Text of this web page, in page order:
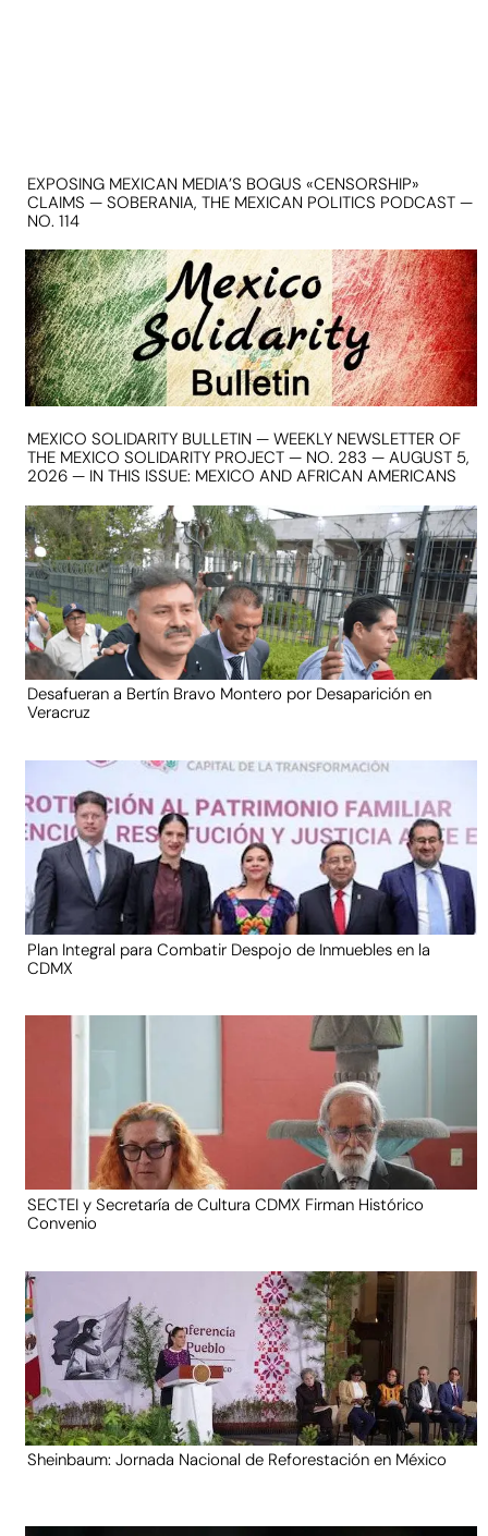
EXPOSING MEXICAN MEDIA’S BOGUS «CENSORSHIP»
CLAIMS — SOBERANIA, THE MEXICAN POLITICS PODCAST —
NO. 114
MEXICO SOLIDARITY BULLETIN — WEEKLY NEWSLETTER OF
THE MEXICO SOLIDARITY PROJECT — NO. 283 — AUGUST 5,
2026 — IN THIS ISSUE: MEXICO AND AFRICAN AMERICANS
Desafueran a Bertín Bravo Montero por Desaparición en
Veracruz
Plan Integral para Combatir Despojo de Inmuebles en la
CDMX
SECTEI y Secretaría de Cultura CDMX Firman Histórico
Convenio
Sheinbaum: Jornada Nacional de Reforestación en México